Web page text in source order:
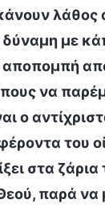
λάθος
με
αποπομπή
να
ο
του
στα
παρά να